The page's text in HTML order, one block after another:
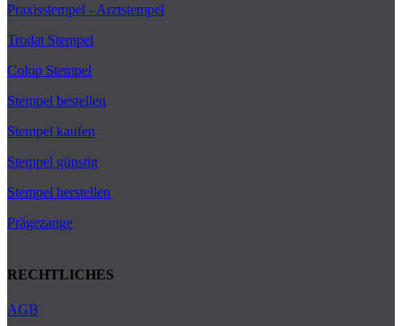
Praxisstempel - Arztstempel
Trodat Stempel
Colop Stempel
Stempel bestellen
Stempel kaufen
Stempel günstig
Stempel herstellen
Prägezange
RECHTLICHES
AGB